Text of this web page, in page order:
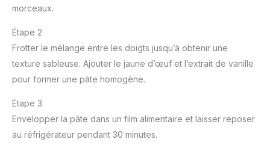
morceaux.
Étape 2
Frotter le mélange entre les doigts jusqu’à obtenir une
texture sableuse. Ajouter le jaune d’œuf et l’extrait de vanille
pour former une pâte homogène.
Étape 3
Envelopper la pâte dans un film alimentaire et laisser reposer
au réfrigérateur pendant 30 minutes.